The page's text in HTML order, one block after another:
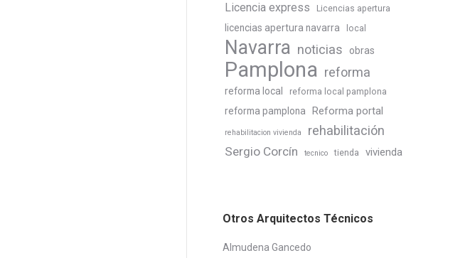
Licencia express Licencias apertura
licencias apertura navarra local
Navarra noticias obras
Pamplona reforma
reforma local reforma local pamplona
reforma pamplona Reforma portal
rehabilitacion vivienda rehabilitación
Sergio Corcín tecnico tienda vivienda
Otros Arquitectos Técnicos
Almudena Gancedo